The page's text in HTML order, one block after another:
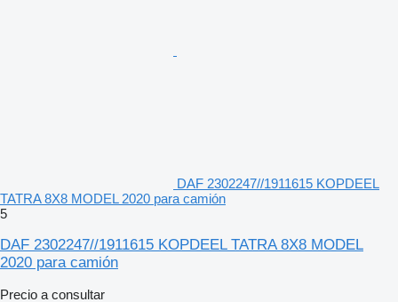
DAF 2302247//1911615 KOPDEEL
TATRA 8X8 MODEL 2020 para camión
5
DAF 2302247//1911615 KOPDEEL TATRA 8X8 MODEL
2020 para camión
Precio a consultar